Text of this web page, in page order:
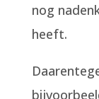
nog
heeft.